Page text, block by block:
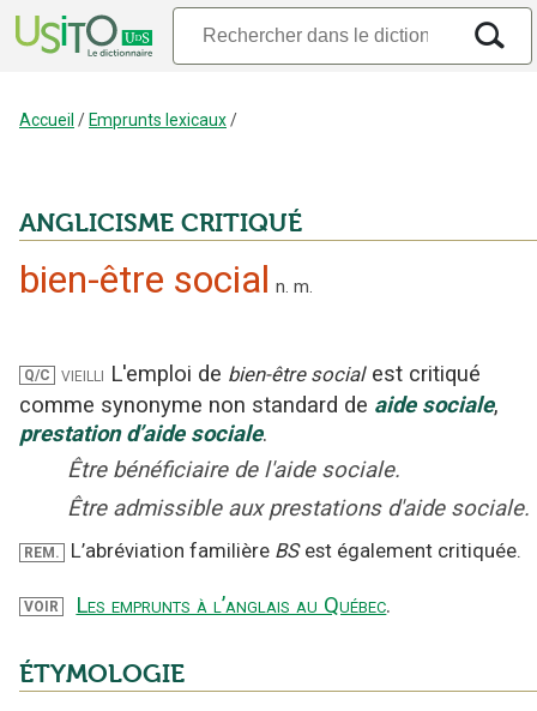
Accueil /Emprunts lexicaux/
ANGLICISME CRITIQUÉ
bien-être social n. m.
Q/C vieilli L'emploi de bien-être social est critiqué
comme synonyme non standard de aide sociale,
prestation d’aide sociale.
Être bénéficiaire de l'aide sociale.
Être admissible aux prestations d'aide sociale.
REM. L’abréviation familière BS est également critiquée.
VOIR Les emprunts à l’anglais au Québec.
ÉTYMOLOGIE